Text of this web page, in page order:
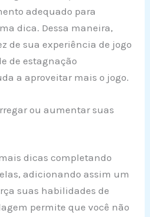
adequado para
dica. Dessa maneira,
de sua experiência de jogo
de estagnação
a aproveitar mais o jogo.
ou aumentar suas
dicas completando
adicionando assim um
suas habilidades de
permite que você não